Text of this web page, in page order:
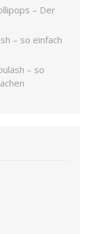
– Der
– so einfach
– so